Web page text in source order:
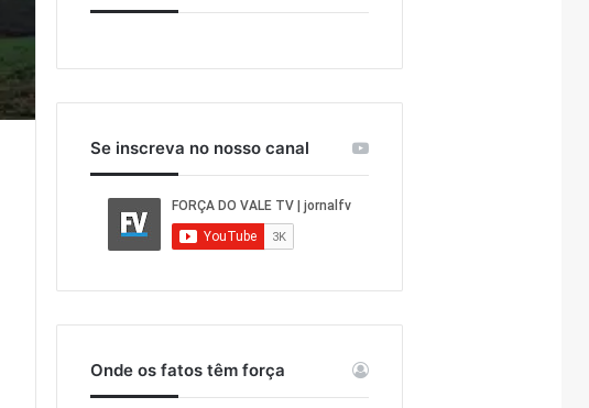
Se inscreva no nosso canal
Onde os fatos têm força